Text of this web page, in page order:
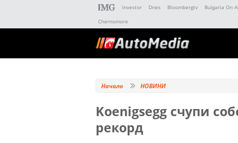
Investor Dnes Bloombergtv Bulgaria On
Chernomore
Начало НОВИНИ
Koenigsegg счупи
рекорд